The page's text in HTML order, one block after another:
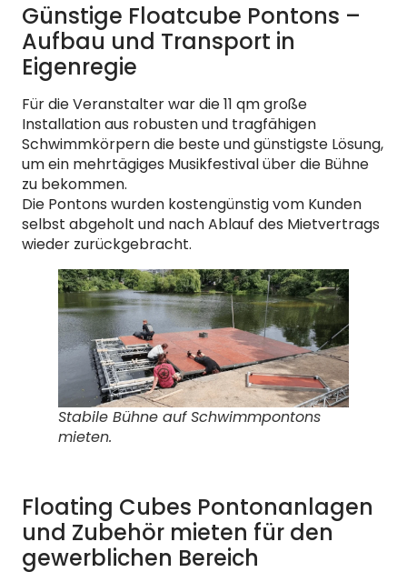
Günstige Floatcube Pontons –
Aufbau und Transport in
Eigenregie
Für die Veranstalter war die 11 qm große
Installation aus robusten und tragfähigen
Schwimmkörpern die beste und günstigste Lösung,
um ein mehrtägiges Musikfestival über die Bühne
zu bekommen.
Die Pontons wurden kostengünstig vom Kunden
selbst abgeholt und nach Ablauf des Mietvertrags
wieder zurückgebracht.
Stabile Bühne auf Schwimmpontons
mieten.
Floating Cubes Pontonanlagen
und Zubehör mieten für den
gewerblichen Bereich